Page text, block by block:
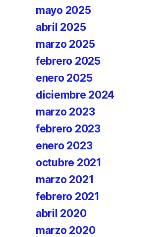
mayo 2025
abril 2025
marzo 2025
febrero 2025
enero 2025
diciembre 2024
marzo 2023
febrero 2023
enero 2023
octubre 2021
marzo 2021
febrero 2021
abril 2020
marzo 2020